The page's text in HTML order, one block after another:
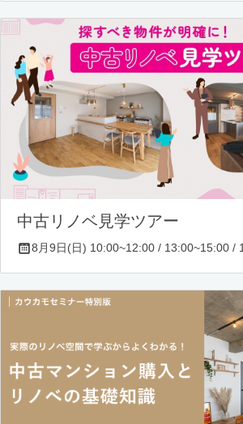
中古リノベ見学ツアー
8月9日(日) 10:00~12:00 / 13:00~15:00 /